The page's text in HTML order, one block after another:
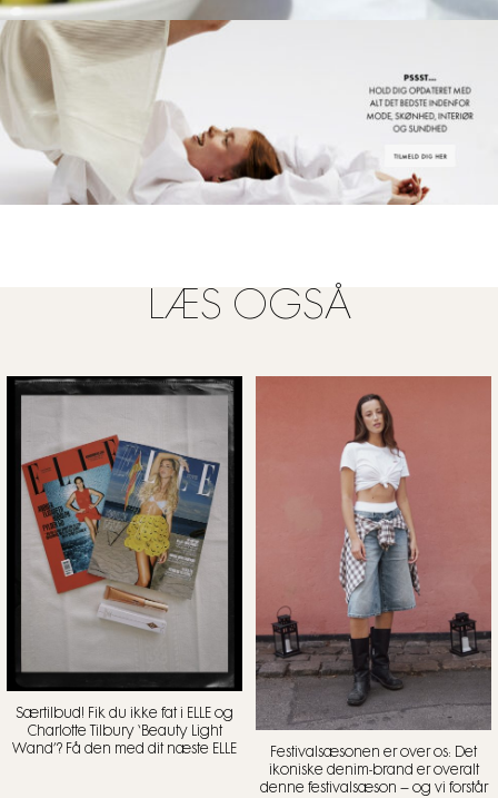
FOTO: CIARA BROADBERY
LÆS OGSÅ
Særtilbud! Fik du ikke fat i ELLE og
Charlotte Tilbury ‘Beauty Light
Wand’? Få den med dit næste ELLE
Festivalsæsonen er over os: Det
ikoniske denim-brand er overalt
denne festivalsæson – og vi forstår